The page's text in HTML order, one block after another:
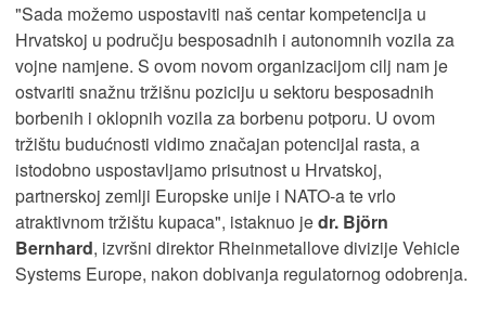
"Sada možemo uspostaviti naš centar kompetencija u
Hrvatskoj u području besposadnih i autonomnih vozila za
vojne namjene. S ovom novom organizacijom cilj nam je
ostvariti snažnu tržišnu poziciju u sektoru besposadnih
borbenih i oklopnih vozila za borbenu potporu. U ovom
tržištu budućnosti vidimo značajan potencijal rasta, a
istodobno uspostavljamo prisutnost u Hrvatskoj,
partnerskoj zemlji Europske unije i NATO-a te vrlo
atraktivnom tržištu kupaca", istaknuo jedr. Björn
Bernhard, izvršni direktor Rheinmetallove divizije Vehicle
Systems Europe, nakon dobivanja regulatornog odobrenja.